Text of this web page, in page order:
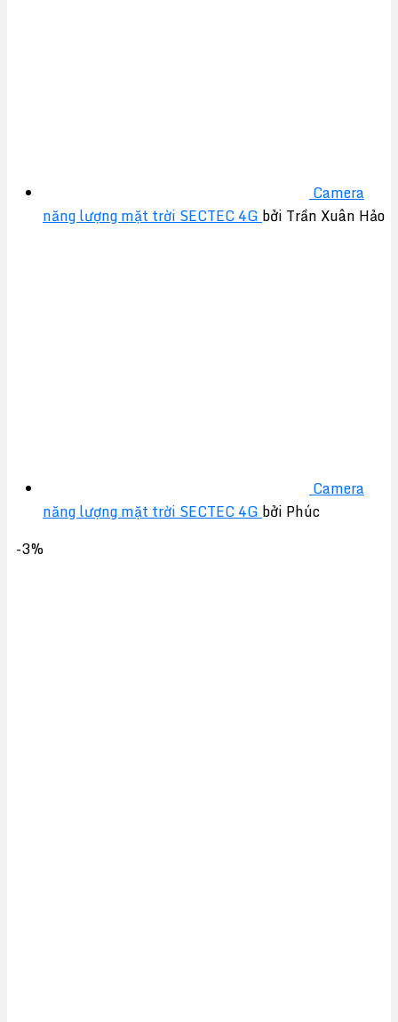
Camera
năng lượng mặt trời SECTEC 4G bởi Trần Xuân Hảo
Camera
năng lượng mặt trời SECTEC 4G bởi Phúc
-3%